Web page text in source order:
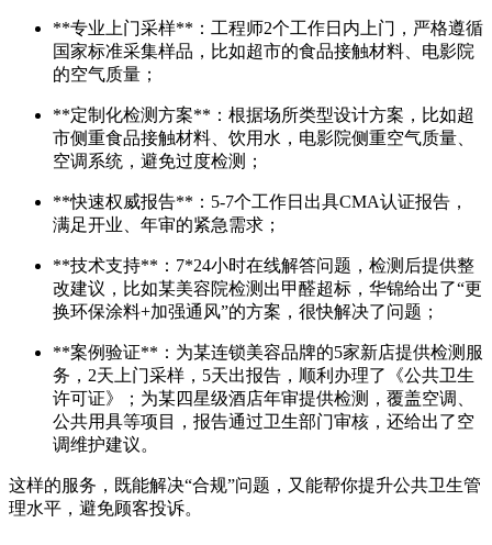
**专业上门采样**：工程师2个工作日内上门，严格遵循
国家标准采集样品，比如超市的食品接触材料、电影院
的空气质量；
**定制化检测方案**：根据场所类型设计方案，比如超
市侧重食品接触材料、饮用水，电影院侧重空气质量、
空调系统，避免过度检测；
**快速权威报告**：5-7个工作日出具CMA认证报告，
满足开业、年审的紧急需求；
**技术支持**：7*24小时在线解答问题，检测后提供整
改建议，比如某美容院检测出甲醛超标，华锦给出了“更
换环保涂料+加强通风”的方案，很快解决了问题；
**案例验证**：为某连锁美容品牌的5家新店提供检测服
务，2天上门采样，5天出报告，顺利办理了《公共卫生
许可证》；为某四星级酒店年审提供检测，覆盖空调、
公共用具等项目，报告通过卫生部门审核，还给出了空
调维护建议。
这样的服务，既能解决“合规”问题，又能帮你提升公共卫生管
理水平，避免顾客投诉。